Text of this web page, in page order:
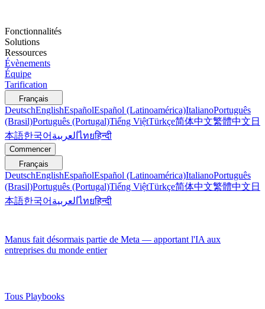
Fonctionnalités
Solutions
Ressources
Évènements
Équipe
Tarification
Français
DeutschEnglishEspañolEspañol (Latinoamérica)ItalianoPortuguês
(Brasil)Português (Portugal)Tiếng ViệtTürkçe简体中文繁體中文 日
本語한국어 العربيةไทยहिन्दी
Commencer
Français
DeutschEnglishEspañolEspañol (Latinoamérica)ItalianoPortuguês
(Brasil)Português (Portugal)Tiếng ViệtTürkçe简体中文繁體中文 日
本語한국어 العربيةไทยहिन्दी
Manus fait désormais partie de Meta — apportant l'IA aux
entreprises du monde entier
Tous Playbooks